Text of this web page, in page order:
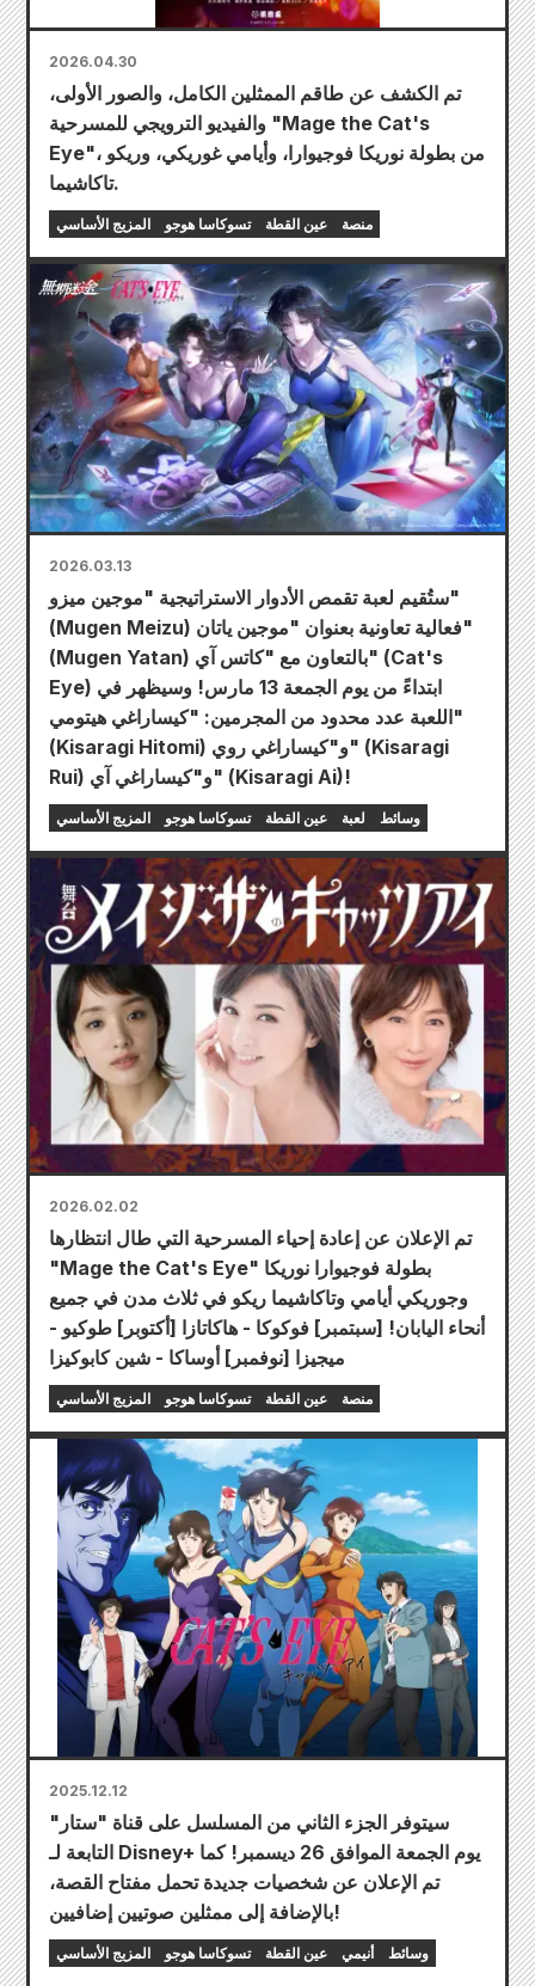
2026.04.30
تم الكشف عن طاقم الممثلين الكامل، والصور الأولى،
والفيديو الترويجي للمسرحية "Mage the Cat's
Eye"، من بطولة نوريكا فوجيوارا، وأيامي غوريكي، وريكو
تاكاشيما.
المزيج الأساسي تسوكاسا هوجو عين القطة منصة
2026.03.13
ستُقيم لعبة تقمص الأدوار الاستراتيجية "موجين ميزو"
(Mugen Meizu) فعالية تعاونية بعنوان "موجين ياتان"
(Mugen Yatan) بالتعاون مع "كاتس آي" (Cat's
Eye) ابتداءً من يوم الجمعة 13 مارس! وسيظهر في
اللعبة عدد محدود من المجرمين: "كيساراغي هيتومي"
(Kisaragi Hitomi) و"كيساراغي روي" (Kisaragi
Rui) و"كيساراغي آي" (Kisaragi Ai)!
المزيج الأساسي تسوكاسا هوجو عين القطة لعبة وسائط
2026.02.02
تم الإعلان عن إعادة إحياء المسرحية التي طال انتظارها
"Mage the Cat's Eye" بطولة فوجيوارا نوريكا
وجوريكي أيامي وتاكاشيما ريكو في ثلاث مدن في جميع
أنحاء اليابان! [سبتمبر] فوكوكا - هاكاتازا [أكتوبر] طوكيو -
ميجيزا [نوفمبر] أوساكا - شين كابوكيزا
المزيج الأساسي تسوكاسا هوجو عين القطة منصة
2025.12.12
سيتوفر الجزء الثاني من المسلسل على قناة "ستار"
التابعة لـ Disney+ يوم الجمعة الموافق 26 ديسمبر! كما
تم الإعلان عن شخصيات جديدة تحمل مفتاح القصة،
بالإضافة إلى ممثلين صوتيين إضافيين!
المزيج الأساسي تسوكاسا هوجو عين القطة أنيمي وسائط